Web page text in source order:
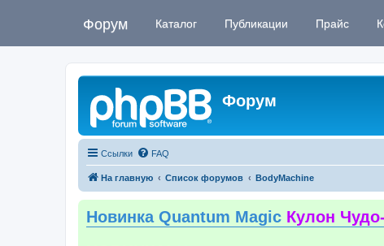
Форум Каталог Публикации Прайс
Форум
Ссылки FAQ
На главную Список форумов BodyMachine
Новинка Quantum Magic Кулон